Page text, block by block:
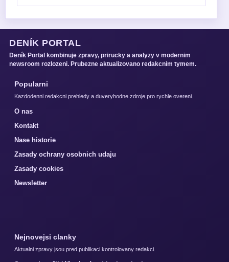
DENÍK PORTAL
Deník Portal kombinuje zpravy, prirucky a analyzy v modernim
newsroom rozlozeni. Prubezne aktualizovano redakcnim tymem.
Popularni
Kazdodenni redakcni prehledy a duveryhodne zdroje pro rychle overeni.
O nas
Kontakt
Nase historie
Zasady ochrany osobnich udaju
Zasady cookies
Newsletter
Nejnovejsi clanky
Aktualni zpravy jsou pred publikaci kontrolovany redakci.